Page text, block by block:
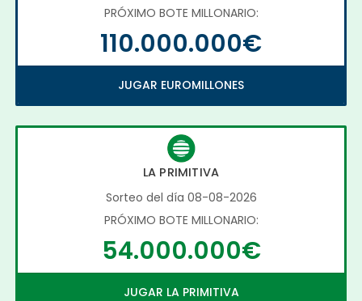
PRÓXIMO BOTE MILLONARIO:
110.000.000€
JUGAR EUROMILLONES
LA PRIMITIVA
Sorteo del día 08-08-2026
PRÓXIMO BOTE MILLONARIO:
54.000.000€
JUGAR LA PRIMITIVA